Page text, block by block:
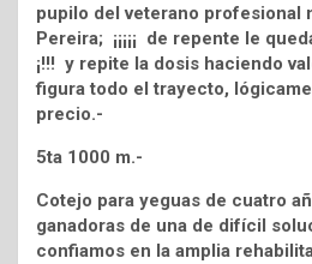
pupilo del veterano profesional
Pereira; ¡¡¡¡¡ de repente le
¡!!! y repite la dosis haciendo
figura todo el trayecto,
precio.-
5ta 1000 m.-
Cotejo para yeguas de cuatro
ganadoras de una de difícil
confiamos en la amplia